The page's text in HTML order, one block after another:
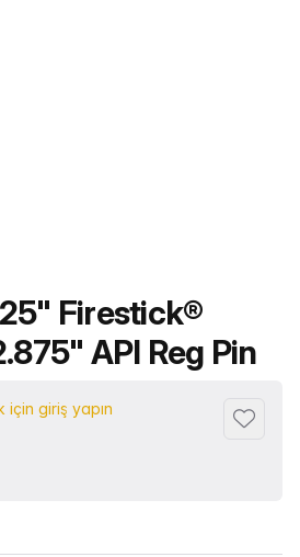
Firestick®
API Reg Pin
için giriş yapın